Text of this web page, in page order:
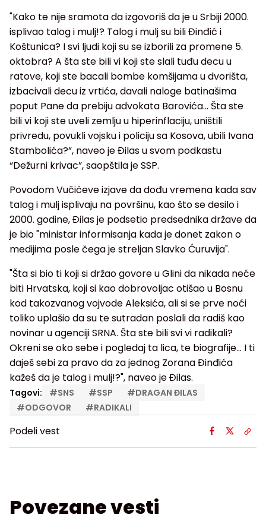
"Kako te nije sramota da izgovoriš da je u Srbiji 2000.
isplivao talog i mulj!? Talog i mulj su bili Đinđić i
Koštunica? I svi ljudi koji su se izborili za promene 5.
oktobra? A šta ste bili vi koji ste slali tuđu decu u
ratove, koji ste bacali bombe komšijama u dvorišta,
izbacivali decu iz vrtića, davali naloge batinašima
poput Pane da prebiju advokata Barovića... Šta ste
bili vi koji ste uveli zemlju u hiperinflaciju, uništili
privredu, povukli vojsku i policiju sa Kosova, ubili Ivana
Stambolića?”, naveo je Đilas u svom podkastu
“Dežurni krivac”, saopštila je SSP.
Povodom Vučićeve izjave da dođu vremena kada sav
talog i mulj isplivaju na površinu, kao što se desilo i
2000. godine, Đilas je podsetio predsednika države da
je bio "ministar informisanja kada je donet zakon o
medijima posle čega je streljan Slavko Ćuruvija".
"Šta si bio ti koji si držao govore u Glini da nikada neće
biti Hrvatska, koji si kao dobrovoljac otišao u Bosnu
kod takozvanog vojvode Aleksića, ali si se prve noći
toliko uplašio da su te sutradan poslali da radiš kao
novinar u agenciji SRNA. Šta ste bili svi vi radikali?
Okreni se oko sebe i pogledaj ta lica, te biografije... I ti
daješ sebi za pravo da za jednog Zorana Đinđića
kažeš da je talog i mulj!?", naveo je Đilas.
Tagovi: #SNS #SSP #DRAGAN ĐILAS
#ODGOVOR #RADIKALI
Podeli vest
Povezane vesti